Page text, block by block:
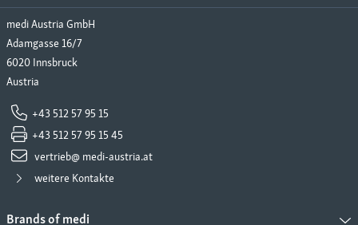
medi Austria GmbH
Adamgasse 16/7
6020 Innsbruck
Austria
+43 512 57 95 15
+43 512 57 95 15 45
vertrieb@ medi-austria.at
weitere Kontakte
Brands of medi